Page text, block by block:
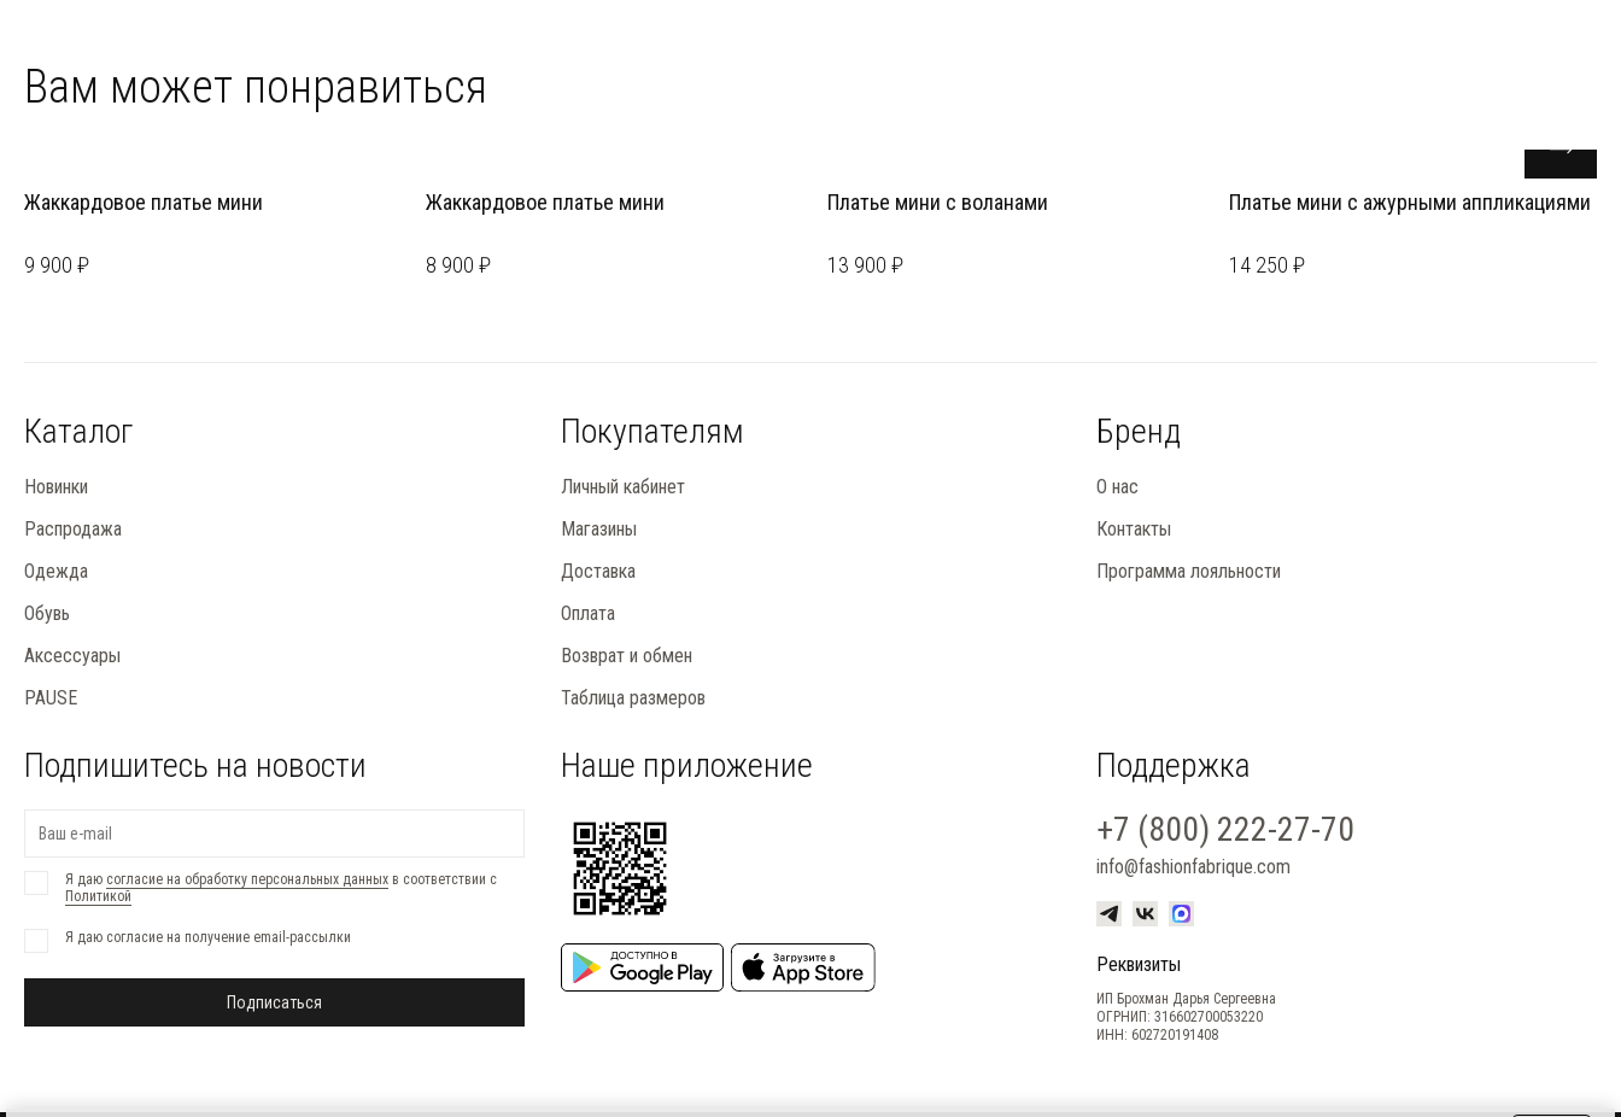
Вам может понравиться
Жаккардовое платье мини
9 900 ₽
Жаккардовое платье мини
8 900 ₽
Платье мини с воланами
13 900 ₽
Платье мини с ажурными аппликациями
14 250 ₽
Каталог
Новинки
Распродажа
Одежда
Обувь
Аксессуары
PAUSE
Покупателям
Личный кабинет
Магазины
Доставка
Оплата
Возврат и обмен
Таблица размеров
Бренд
О нас
Контакты
Программа лояльности
Подпишитесь на новости
Я даю согласие на обработку персональных данных в соответствии с
Политикой
Я даю согласие на получение email-рассылки
Подписаться
Наше приложение
Поддержка
+7 (800) 222-27-70
info@fashionfabrique.com
Реквизиты
ИП Брохман Дарья Сергеевна
ОГРНИП: 316602700053220
ИНН: 602720191408